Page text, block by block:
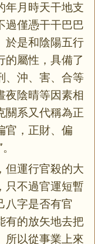
年月時天干地支
過僅憑干干巴巴
於是和陰陽五行
的屬性，具備了
、沖、害、合等
夜陰晴等因素相
關系又代稱為正
官，正財、偏
但運行官殺的大
只不過官運短暫
八字是否有官
有的放矢地去把
所以從事業上來